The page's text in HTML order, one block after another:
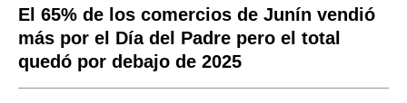
El 65% de los comercios de Junín vendió
más por el Día del Padre pero el total
quedó por debajo de 2025